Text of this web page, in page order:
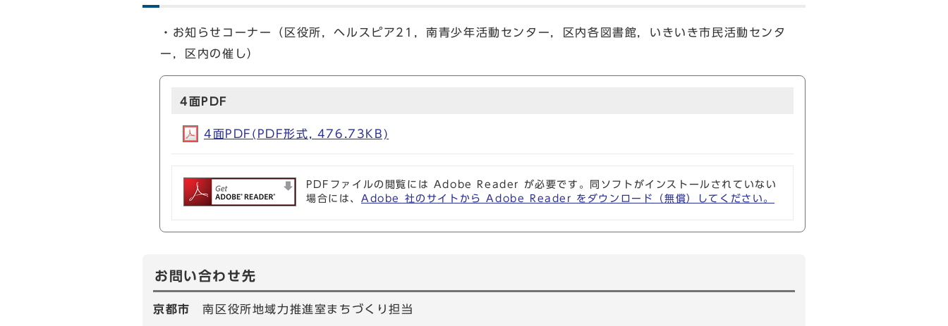
・お知らせコーナー（区役所，ヘルスピア21，南青少年活動センター，区内各図書館，いきいき市民活動センタ
ー，区内の催し）
4面PDF
4面PDF(PDF形式, 476.73KB)
PDFファイルの閲覧には Adobe Reader が必要です。同ソフトがインストールされていない
場合には、 Adobe 社のサイトから Adobe Reader をダウンロード（無償）してください。
お問い合わせ先
京都市南区役所地域力推進室まちづくり担当